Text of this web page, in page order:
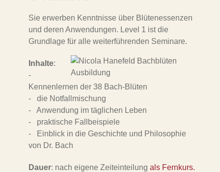
Sie erwerben Kenntnisse über Blütenessenzen
und deren Anwendungen. Level 1 ist die
Grundlage für alle weiterführenden Seminare.
Inhalte:
-
Kennenlernen der 38 Bach-Blüten
- die Notfallmischung
- Anwendung im täglichen Leben
- praktische Fallbeispiele
- Einblick in die Geschichte und Philosophie
von Dr. Bach
Dauer: nach eigene Zeiteinteilung als Fernkurs.